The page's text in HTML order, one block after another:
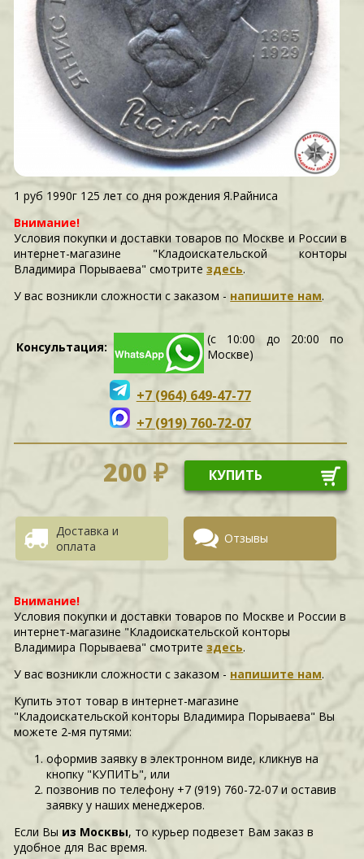
1 руб 1990г 125 лет со дня рождения Я.Райниса
Внимание!
Условия покупки и доставки товаров по Москве и России в
интернет-магазине "Кладоискательской конторы
Владимира Порываева" смотритездесь.
У вас возникли сложности c заказом - напишите нам.
Консультация:
(с 10:00 до 20:00 по
Москве)
+7 (964) 649-47-77
+7 (919) 760-72-07
200 ₽ КУПИТЬ
Доставка и
оплата
Отзывы
Внимание!
Условия покупки и доставки товаров по Москве и России в
интернет-магазине "Кладоискательской конторы
Владимира Порываева" смотритездесь.
У вас возникли сложности c заказом - напишите нам.
Купить этот товар в интернет-магазине
"Кладоискательской конторы Владимира Порываева" Вы
можете 2-мя путями:
оформив заявку в электронном виде, кликнув на
кнопку "КУПИТЬ", или
позвонив по телефону +7 (919) 760-72-07 и оставив
заявку у наших менеджеров.
Если Вы из Москвы, то курьер подвезет Вам заказ в
удобное для Вас время.